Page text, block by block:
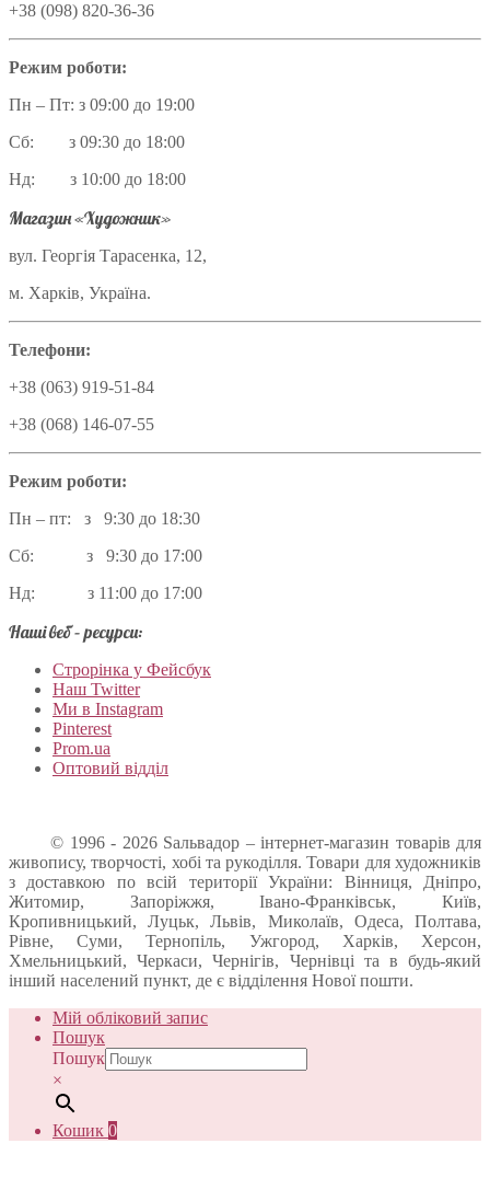
+38 (098) 820-36-36
Режим роботи:
Пн – Пт: з 09:00 до 19:00
Сб: з 09:30 до 18:00
Нд: з 10:00 до 18:00
Магазин «Художник»
вул. Георгія Тарасенка, 12,
м. Харків, Україна.
Телефони:
+38 (063) 919-51-84
+38 (068) 146-07-55
Режим роботи:
Пн – пт: з 9:30 до 18:30
Сб: з 9:30 до 17:00
Нд: з 11:00 до 17:00
Наші веб – ресурси:
Строрінка у Фейсбук
Наш Twitter
Ми в Instagram
Pinterest
Prom.ua
Оптовий відділ
© 1996 - 2026 Sальвадор – інтернет-магазин товарів для
живопису, творчості, хобі та рукоділля. Товари для художників
з доставкою по всій території України: Вінниця, Дніпро,
Житомир, Запоріжжя, Івано-Франківськ, Київ,
Кропивницький, Луцьк, Львів, Миколаїв, Одеса, Полтава,
Рівне, Суми, Тернопіль, Ужгород, Харків, Херсон,
Хмельницький, Черкаси, Чернігів, Чернівці та в будь-який
інший населений пункт, де є відділення Нової пошти.
Мій обліковий запис
Пошук
Пошук
×
Кошик 0